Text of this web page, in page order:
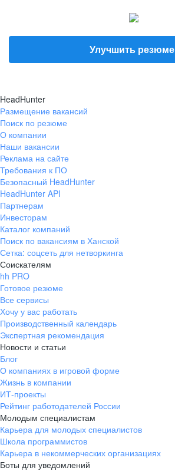
Улучшить резюме
HeadHunter
Размещение вакансий
Поиск по резюме
О компании
Наши вакансии
Реклама на сайте
Требования к ПО
Безопасный HeadHunter
HeadHunter API
Партнерам
Инвесторам
Каталог компаний
Поиск по вакансиям в Ханской
Сетка: соцсеть для нетворкинга
Соискателям
hh PRO
Готовое резюме
Все сервисы
Хочу у вас работать
Производственный календарь
Экспертная рекомендация
Новости и статьи
Блог
О компаниях в игровой форме
Жизнь в компании
ИТ-проекты
Рейтинг работодателей России
Молодым специалистам
Карьера для молодых специалистов
Школа программистов
Карьера в некоммерческих организациях
Боты для уведомлений